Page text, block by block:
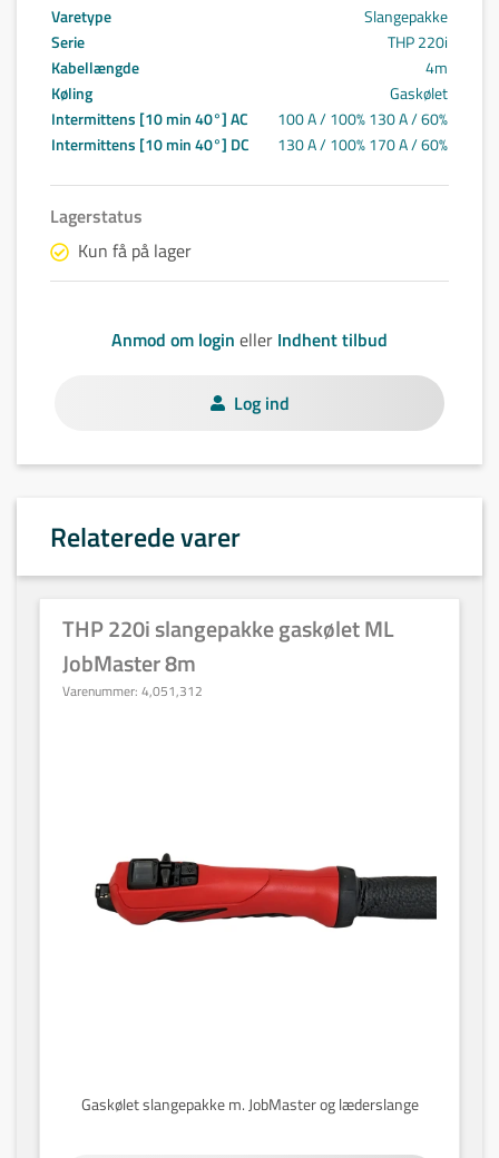
Varetype
Slangepakke
Serie
THP 220i
Kabellængde
4m
Køling
Gaskølet
Intermittens [10 min 40°] AC
100 A / 100% 130 A / 60%
Intermittens [10 min 40°] DC
130 A / 100% 170 A / 60%
Lagerstatus
Kun få på lager
Anmod om login eller Indhent tilbud
Log ind
Relaterede varer
THP 220i slangepakke gaskølet ML
JobMaster 8m
Varenummer: 4,051,312
Gaskølet slangepakke m. JobMaster og læderslange